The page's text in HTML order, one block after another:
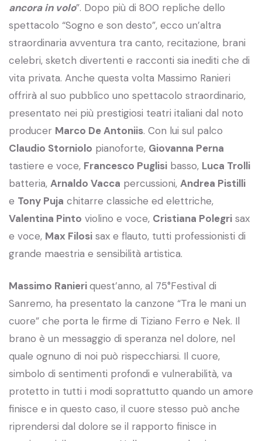
ancora in volo”. Dopo più di 800 repliche dello
spettacolo “Sogno e son desto”, ecco un’altra
straordinaria avventura tra canto, recitazione, brani
celebri, sketch divertenti e racconti sia inediti che di
vita privata. Anche questa volta Massimo Ranieri
offrirà al suo pubblico uno spettacolo straordinario,
presentato nei più prestigiosi teatri italiani dal noto
producer Marco De Antoniis. Con lui sul palco
Claudio Storniolo pianoforte, Giovanna Perna
tastiere e voce, Francesco Puglisi basso, Luca Trolli
batteria, Arnaldo Vacca percussioni, Andrea Pistilli
e Tony Puja chitarre classiche ed elettriche,
Valentina Pinto violino e voce, Cristiana Polegri sax
e voce, Max Filosi sax e flauto, tutti professionisti di
grande maestria e sensibilità artistica.
Massimo Ranieriquest’anno, al 75°Festival di
Sanremo, ha presentato la canzone “Tra le mani un
cuore” che porta le firme di Tiziano Ferro e Nek. Il
brano è un messaggio di speranza nel dolore, nel
quale ognuno di noi può rispecchiarsi. Il cuore,
simbolo di sentimenti profondi e vulnerabilità, va
protetto in tutti i modi soprattutto quando un amore
finisce e in questo caso, il cuore stesso può anche
riprendersi dal dolore se il rapporto finisce in